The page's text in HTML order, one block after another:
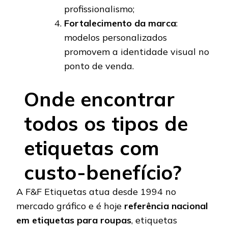
profissionalismo;
Fortalecimento da marca:
modelos personalizados
promovem a identidade visual no
ponto de venda.
Onde encontrar
todos os tipos de
etiquetas com
custo-benefício?
A F&F Etiquetas atua desde 1994 no
mercado gráfico e é hoje referência nacional
em etiquetas para roupas, etiquetas